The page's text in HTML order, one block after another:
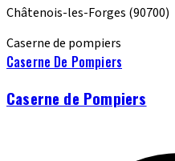
Châtenois-les-Forges (90700)
Caserne de pompiers
Caserne De Pompiers
Caserne de Pompiers